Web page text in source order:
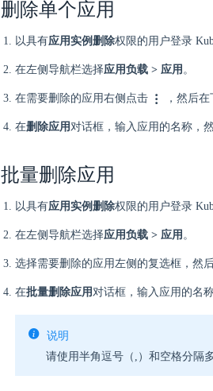
删除单个应用
以具有应用实例删除权限的用户登录
在左侧导航栏选择应用负载 > 应用 。
在需要删除的应用右侧点击 ，然后
在删除应用对话框，输入应用的名称，
批量删除应用
以具有应用实例删除权限的用户登录
在左侧导航栏选择应用负载 > 应用 。
选择需要删除的应用左侧的复选框，然
在批量删除应用对话框，输入应用的名
说明
请使用半角逗号（,）和空格分隔